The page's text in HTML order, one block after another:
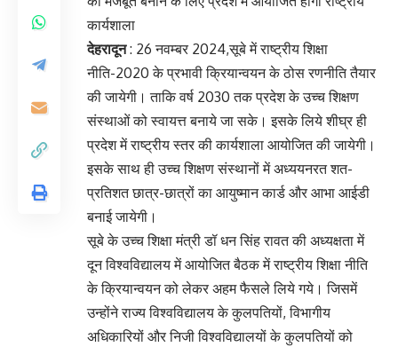
कार्यशाला
देहरादून: 26 नवम्बर 2024,सूबे में राष्ट्रीय शिक्षा
नीति-2020 के प्रभावी क्रियान्वयन के ठोस रणनीति तैयार
की जायेगी। ताकि वर्ष 2030 तक प्रदेश के उच्च शिक्षण
संस्थाओं को स्वायत्त बनाये जा सके। इसके लिये शीघ्र ही
प्रदेश में राष्ट्रीय स्तर की कार्यशाला आयोजित की जायेगी।
इसके साथ ही उच्च शिक्षण संस्थानों में अध्ययनरत शत-
प्रतिशत छात्र-छात्रों का आयुष्मान कार्ड और आभा आईडी
बनाई जायेगी।
सूबे के उच्च शिक्षा मंत्री डॉ धन सिंह रावत की अध्यक्षता में
दून विश्वविद्यालय में आयोजित बैठक में राष्ट्रीय शिक्षा नीति
के क्रियान्वयन को लेकर अहम फैसले लिये गये। जिसमें
उन्होंने राज्य विश्वविद्यालय के कुलपतियों, विभागीय
अधिकारियों और निजी विश्वविद्यालयों के कुलपतियों को